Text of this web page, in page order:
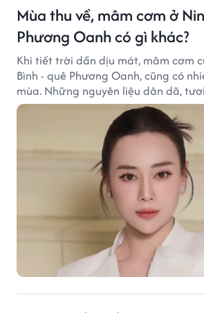
Mùa thu về, mâm cơm ở
Phương Oanh có gì khác?
Khi tiết trời dần dịu mát, mâm cơm
Bình - quê Phương Oanh, cũng có
mùa. Những nguyên liệu dân dã,
tạo nên hương vị bình dị nhưng đầy